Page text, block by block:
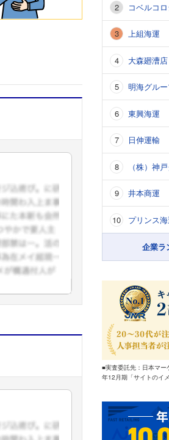
コベルコ
上組海運
大森廻漕店
明海グル
東興海運
日伸運輸
（株）神
井本商運
プリンス
企業ラ
■実査委託先：日本マ
年12月期「サイトのイ